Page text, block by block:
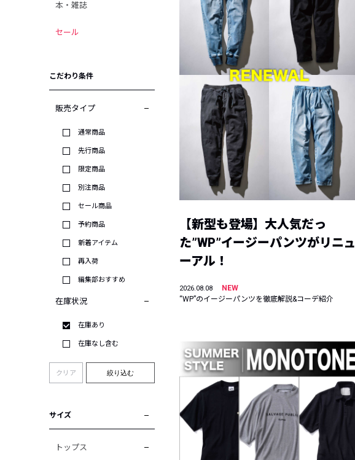
本・雑誌
セール
こだわり条件
販売タイプ
通常商品
先行商品
限定商品
別注商品
セール商品
予約商品
新着アイテム
再入荷
編集部おすすめ
在庫状況
在庫あり
在庫なし含む
クリア 絞り込む
サイズ
トップス
【新型も登場】大人気だっ
た”WP”イージーパンツがリニュ
ーアル！
2026.08.08
NEW
“WP”のイージーパンツを徹底解説&コーデ紹介